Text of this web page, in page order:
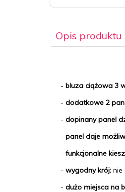
Opis produktu
- bluza ciążowa 3
- dodatkowe 2 pa
- dopinany panel
- panel daje
- funkcjonalne
- wygodny krój: nie
- dużo miejsca na